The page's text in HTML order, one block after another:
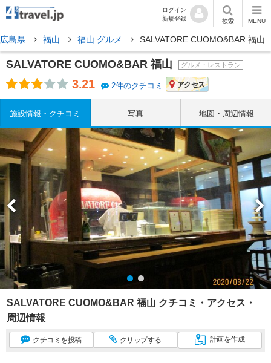
ログイン
新規登録
検索 MENU
広島県 福山 福山 グルメ SALVATORE CUOMO&BAR 福山
SALVATORE CUOMO&BAR 福山 グルメ・レストラン
3.21 2件のクチコミ アクセス
施設情報・クチコミ 写真 地図・周辺情報
SALVATORE CUOMO&BAR 福山 クチコミ・アクセス・
周辺情報
クチコミ を投稿 クリップする 計画を作成